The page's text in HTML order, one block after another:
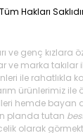
Hakları
genç
ve marka takılar
ile rahatlıkla
ürünlerimiz ile
hemde bayan
planda tutan
olarak